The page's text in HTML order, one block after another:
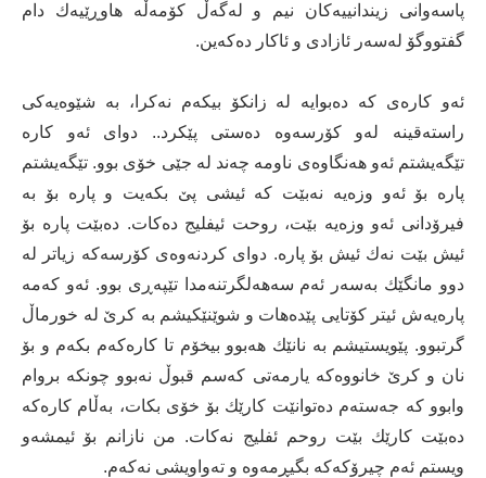
پاسه‌وانی زیندانییه‌كان نیم و له‌گه‌ڵ كۆمه‌ڵه‌ هاوڕێیه‌ك دام
گفتووگۆ له‌سه‌ر ئازادی و ئاكار ده‌كه‌ین.
ئه‌و كاره‌ی كه‌ ده‌بوایه‌ له‌ زانكۆ بیكه‌م نه‌كرا، به‌ شێوه‌یه‌كی
راسته‌قینه‌ له‌و كۆرسه‌وه‌ ده‌ستی پێكرد.. دوای ئه‌و كاره‌
تێگه‌یشتم ئه‌و هه‌نگاوه‌ی ناومه‌ چه‌ند له‌ جێی خۆی بوو. تێگه‌یشتم
پاره‌ بۆ ئه‌و وزه‌یه‌ نه‌بێت كه‌ ئیشی پێ بكه‌یت و پاره‌ بۆ به‌
فیرۆدانی ئه‌و وزه‌یه‌ بێت، روحت ئیفلیج ده‌كات. ده‌بێت پاره‌ بۆ
ئیش بێت نه‌ك ئیش بۆ پاره‌. دوای كردنه‌وه‌ی كۆرسه‌كه‌ زیاتر له‌
دوو مانگێك به‌سه‌ر ئه‌م سه‌هه‌لگرتنه‌مدا تێپه‌ڕی بوو. ئه‌و كه‌مه‌
پاره‌یه‌ش ئیتر كۆتایی پێده‌هات و شوێنێكیشم به‌ كرێ له‌ خورماڵ
گرتبوو. پێویستیشم به‌ نانێك هه‌بوو بیخۆم تا كاره‌كه‌م بكه‌م و بۆ
نان و كرێ خانووه‌كه‌ یارمه‌تی كه‌سم قبوڵ نه‌بوو چونكه‌ بروام
وابوو كه‌ جه‌سته‌م ده‌توانێت كارێك بۆ خۆی بكات، به‌ڵام كاره‌كه‌
ده‌بێت كارێك بێت روحم ئفلیج نه‌كات. من نازانم بۆ ئیمشه‌و
ویستم ئه‌م چیرۆكه‌كه‌ بگیڕمه‌وه‌ و ته‌واویشی نه‌كه‌م.